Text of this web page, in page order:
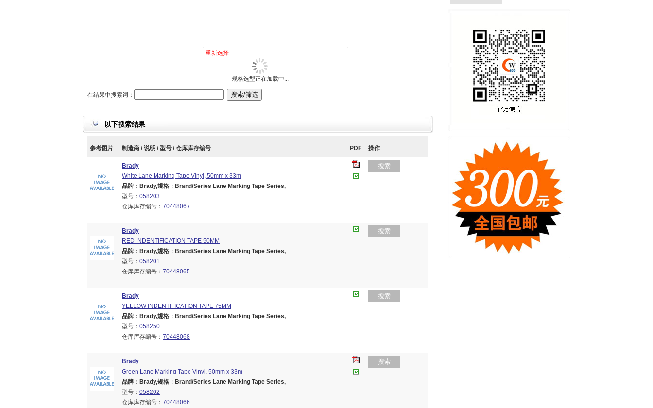
重新选择
规格选型正在加载中...
在结果中搜索词：
以下搜索结果
参考图片 制造商 / 说明 / 型号 / 仓库库存编号 PDF 操作
Brady
White Lane Marking Tape Vinyl, 50mm x 33m
品牌：Brady,规格：Brand/Series Lane Marking Tape Series,
型号： 058203
仓库库存编号： 70448067
搜索
Brady
RED INDENTIFICATION TAPE 50MM
品牌：Brady,规格：Brand/Series Lane Marking Tape Series,
型号： 058201
仓库库存编号： 70448065
搜索
Brady
YELLOW INDENTIFICATION TAPE 75MM
品牌：Brady,规格：Brand/Series Lane Marking Tape Series,
型号： 058250
仓库库存编号： 70448068
搜索
Brady
Green Lane Marking Tape Vinyl, 50mm x 33m
品牌：Brady,规格：Brand/Series Lane Marking Tape Series,
型号： 058202
仓库库存编号： 70448066
搜索